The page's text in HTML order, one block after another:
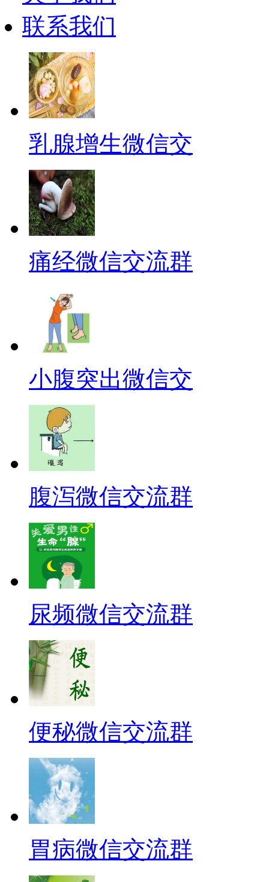
联系我们
乳腺增生微信交
痛经微信交流群
小腹突出微信交
腹泻微信交流群
尿频微信交流群
便秘微信交流群
胃病微信交流群